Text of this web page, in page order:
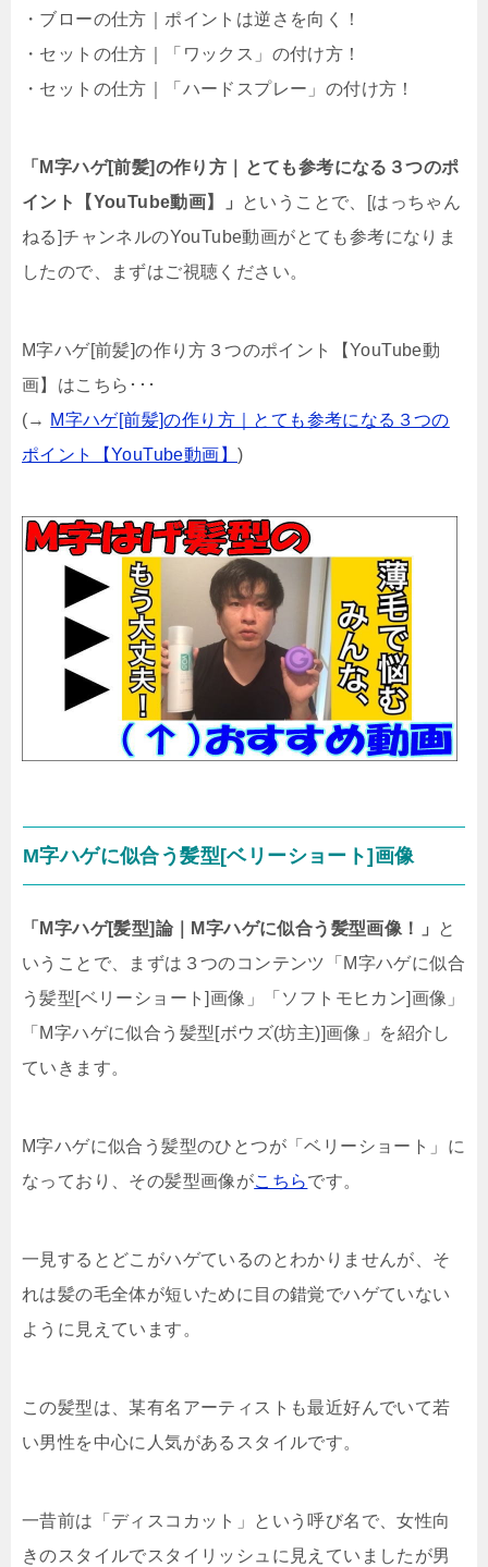
・ブローの仕方｜ポイントは逆さを向く！
・セットの仕方｜「ワックス」の付け方！
・セットの仕方｜「ハードスプレー」の付け方！
「M字ハゲ[前髪]の作り方｜とても参考になる３つのポ
イント【YouTube動画】」
ということで、[はっちゃん
ねる]チャンネルのYouTube動画がとても参考になりま
したので、まずはご視聴ください。
M字ハゲ[前髪]の作り方３つのポイント【YouTube動
画】はこちら･･･
(→ M字ハゲ[前髪]の作り方｜とても参考になる３つの
ポイント【YouTube動画】 )
M字ハゲに似合う髪型[ベリーショート]画像
「M字ハゲ[髪型]論｜M字ハゲに似合う髪型画像！」
と
いうことで、まずは３つのコンテンツ「M字ハゲに似合
う髪型[ベリーショート]画像」「ソフトモヒカン]画像」
「M字ハゲに似合う髪型[ボウズ(坊主)]画像」を紹介し
ていきます。
M字ハゲに似合う髪型のひとつが「ベリーショート」に
なっており、その髪型画像がこちらです。
一見するとどこがハゲているのとわかりませんが、そ
れは髪の毛全体が短いために目の錯覚でハゲていない
ように見えています。
この髪型は、某有名アーティストも最近好んでいて若
い男性を中心に人気があるスタイルです。
一昔前は「ディスコカット」という呼び名で、女性向
きのスタイルでスタイリッシュに見えていましたが男